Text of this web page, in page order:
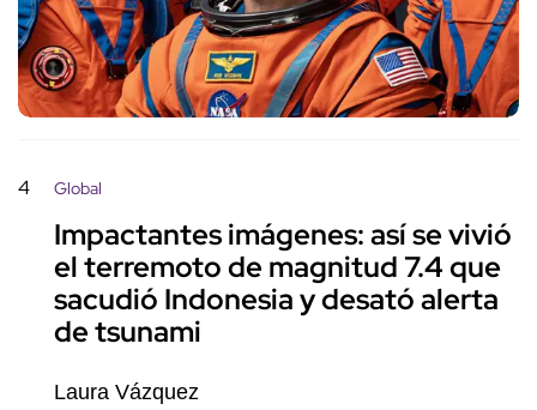
4 Global
Impactantes imágenes: así se vivió
el terremoto de magnitud 7.4 que
sacudió Indonesia y desató alerta
de tsunami
Laura Vázquez